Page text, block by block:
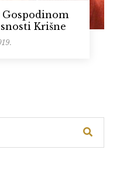
Gospodinom
Krišne